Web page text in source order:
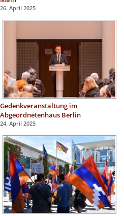
26. April 2025
Gedenkveranstaltung im
Abgeordnetenhaus Berlin
24. April 2025